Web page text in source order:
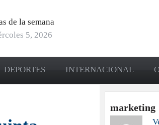
5, 2026
DEPORTES INTERNACIONAL
marketing